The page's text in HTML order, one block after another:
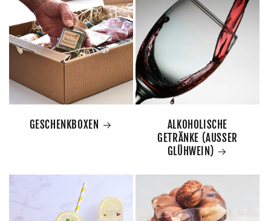
GESCHENKBOXEN
ALKOHOLISCHE
GETRÄNKE (AUSSER
GLÜHWEIN)